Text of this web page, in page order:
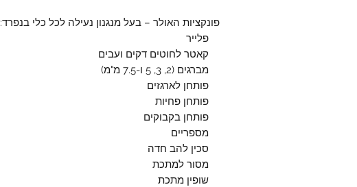
פונקציות האולר – בעל מנגנון נעילה לכל כלי בנפרד:
פלייר
קאטר לחוטים דקים ועבים
מברגים (2, 3, 5 ו-7.5 מ"מ)
פותחן לארגזים
פותחן פחיות
פותחן בקבוקים
מספריים
סכין להב חדה
מסור למתכת
שופין מתכת